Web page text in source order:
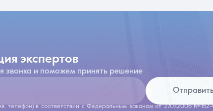
экспертов
звонка и поможем принять решение
телефон) в соответствии с Федеральным законом от 27.07.2006